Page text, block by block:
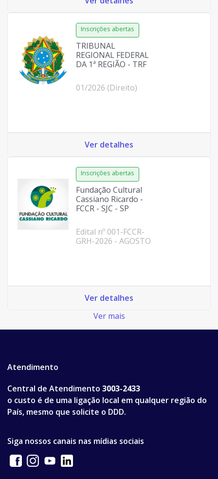
TRIBUNAL
REGIONAL FEDERAL
DA 1ª REGIÃO - TRF
01/2026 (Direito)
Ver detalhes
Fundação Cultural
Cassiano Ricardo -
FCCR - SJC - SP
Edital nº 001-FCCR-
GRH-2026 - AGOSTO
Ver detalhes
Ver mais
Atendimento
Central de Atendimento 3003-2433
o custo é de uma ligação local em qualquer região do
País, mesmo que solicite o DDD.
Siga nossos canais nas mídias sociais